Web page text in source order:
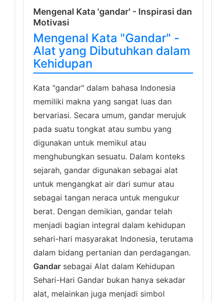
Mengenal Kata 'gandar' - Inspirasi dan
Motivasi
Mengenal Kata "Gandar" -
Alat yang Dibutuhkan dalam
Kehidupan
Kata "gandar" dalam bahasa Indonesia
memiliki makna yang sangat luas dan
bervariasi. Secara umum, gandar merujuk
pada suatu tongkat atau sumbu yang
digunakan untuk memikul atau
menghubungkan sesuatu. Dalam konteks
sejarah, gandar digunakan sebagai alat
untuk mengangkat air dari sumur atau
sebagai tangan neraca untuk mengukur
berat. Dengan demikian, gandar telah
menjadi bagian integral dalam kehidupan
sehari-hari masyarakat Indonesia, terutama
dalam bidang pertanian dan perdagangan.
Gandar sebagai Alat dalam Kehidupan
Sehari-Hari Gandar bukan hanya sekadar
alat, melainkan juga menjadi simbol